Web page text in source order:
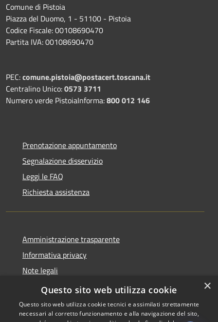
Comune di Pistoia
Piazza del Duomo, 1 - 51100 - Pistoia
Codice Fiscale: 00108690470
Partita IVA: 00108690470
PEC:comune.pistoia@postacert.toscana.it
Centralino Unico:0573 3711
Numero verde PistoiaInforma:800 012 146
Prenotazione appuntamento
Segnalazione disservizio
Leggi le FAQ
Richiesta assistenza
Amministrazione trasparente
Informativa privacy
Note legali
Dichiarazione di accessibilità
×
Questo sito web utilizza cookie
Questo sito web utilizza cookie tecnici e assimilati strettamente
necessari al corretto funzionamento e alla navigazione del sito,